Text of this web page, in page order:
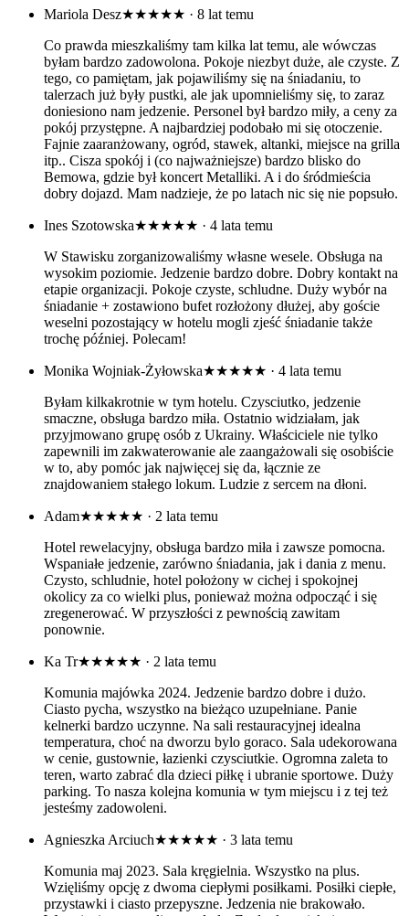
Mariola Desz★★★★★ · 8 lat temu
Co prawda mieszkaliśmy tam kilka lat temu, ale wówczas
byłam bardzo zadowolona. Pokoje niezbyt duże, ale czyste. Z
tego, co pamiętam, jak pojawiliśmy się na śniadaniu, to
talerzach już były pustki, ale jak upomnieliśmy się, to zaraz
doniesiono nam jedzenie. Personel był bardzo miły, a ceny za
pokój przystępne. A najbardziej podobało mi się otoczenie.
Fajnie zaaranżowany, ogród, stawek, altanki, miejsce na grilla
itp.. Cisza spokój i (co najważniejsze) bardzo blisko do
Bemowa, gdzie był koncert Metalliki. A i do śródmieścia
dobry dojazd. Mam nadzieje, że po latach nic się nie popsuło.
Ines Szotowska★★★★★ · 4 lata temu
W Stawisku zorganizowaliśmy własne wesele. Obsługa na
wysokim poziomie. Jedzenie bardzo dobre. Dobry kontakt na
etapie organizacji. Pokoje czyste, schludne. Duży wybór na
śniadanie + zostawiono bufet rozłożony dłużej, aby goście
weselni pozostający w hotelu mogli zjeść śniadanie także
trochę później. Polecam!
Monika Wojniak-Żyłowska★★★★★ · 4 lata temu
Byłam kilkakrotnie w tym hotelu. Czysciutko, jedzenie
smaczne, obsługa bardzo miła. Ostatnio widziałam, jak
przyjmowano grupę osób z Ukrainy. Właściciele nie tylko
zapewnili im zakwaterowanie ale zaangażowali się osobiście
w to, aby pomóc jak najwięcej się da, łącznie ze
znajdowaniem stałego lokum. Ludzie z sercem na dłoni.
Adam★★★★★ · 2 lata temu
Hotel rewelacyjny, obsługa bardzo miła i zawsze pomocna.
Wspaniałe jedzenie, zarówno śniadania, jak i dania z menu.
Czysto, schludnie, hotel położony w cichej i spokojnej
okolicy za co wielki plus, ponieważ można odpocząć i się
zregenerować. W przyszłości z pewnością zawitam
ponownie.
Ka Tr★★★★★ · 2 lata temu
Komunia majówka 2024. Jedzenie bardzo dobre i dużo.
Ciasto pycha, wszystko na bieżąco uzupełniane. Panie
kelnerki bardzo uczynne. Na sali restauracyjnej idealna
temperatura, choć na dworzu bylo goraco. Sala udekorowana
w cenie, gustownie, łazienki czysciutkie. Ogromna zaleta to
teren, warto zabrać dla dzieci piłkę i ubranie sportowe. Duży
parking. To nasza kolejna komunia w tym miejscu i z tej też
jesteśmy zadowoleni.
Agnieszka Arciuch★★★★★ · 3 lata temu
Komunia maj 2023. Sala kręgielnia. Wszystko na plus.
Wzięliśmy opcję z dwoma ciepłymi posiłkami. Posiłki ciepłe,
przystawki i ciasto przepyszne. Jedzenia nie brakowało.